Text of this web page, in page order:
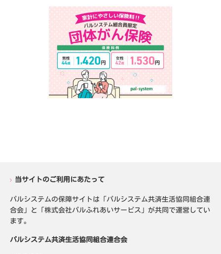
当サイトのご利用にあたって
パルシステムの保障サイトは「パルシステム共済生活協同組合連
合会」と「株式会社パルふれあいサービス」が共同で運営してい
ます。
パルシステム共済生活協同組合連合会